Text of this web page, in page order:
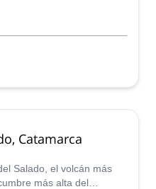
Catamarca
Salado, el volcán más
más alta del